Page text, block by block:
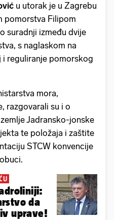
u utorak je u Zagrebu
pomorstva Filipom
suradnji između dvije
s naglaskom na
reguliranje pomorskog
mora,
razgovarali su i o
Jadransko-jonske
te položaja i zaštite
STCW konvencije
da
uprave!